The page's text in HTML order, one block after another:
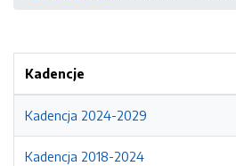
Kadencje
Kadencja 2024-2029
Kadencja 2018-2024